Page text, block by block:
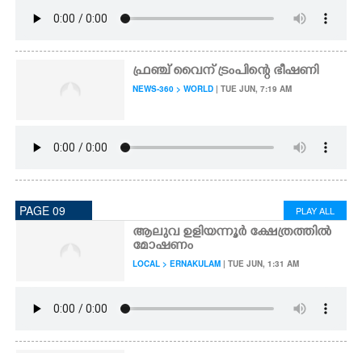
ഫ്രഞ്ച് വൈന് ട്രംപിന്റെ ഭീഷണി
NEWS-360 > WORLD | TUE JUN, 7:19 AM
PAGE 09 PLAY ALL
ആലുവ ഉളിയന്നൂർ ക്ഷേത്രത്തിൽ
മോഷണം
LOCAL > ERNAKULAM | TUE JUN, 1:31 AM